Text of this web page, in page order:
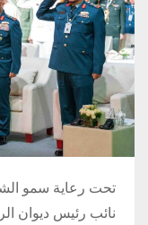
تحت رعاية سمو
نائب رئيس ديوان